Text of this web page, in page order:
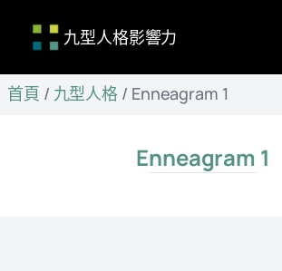
跳
至
九型人格影響力
首頁 / 九型人格 / Enneagram 1
Enneagram 1